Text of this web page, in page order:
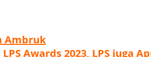
Ambruk
Awards 2023, LPS juga